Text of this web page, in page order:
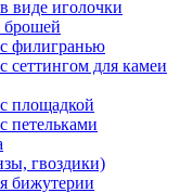
виде иголочки
брошей
филигранью
для камеи
площадкой
петельками
гвоздики)
бижутерии